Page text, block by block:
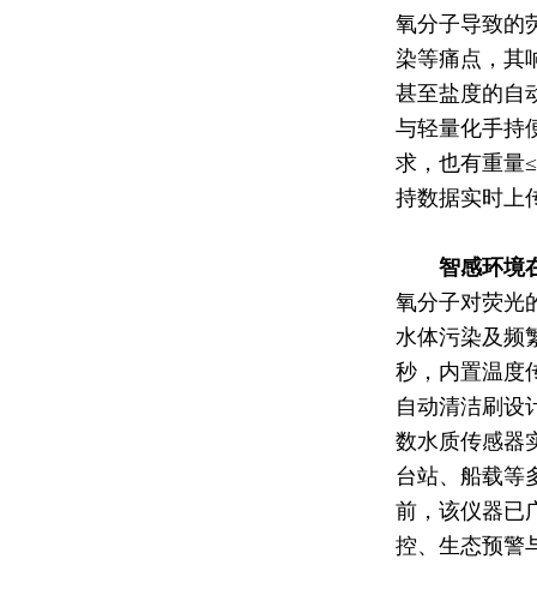
氧分子导致的
染等痛点，其
甚至盐度的自
与轻量化手持
求，也有重量
持数据实时上
智感环境
氧分子对荧光
水体污染及频
秒，内置温度
自动清洁刷设
数水质传感器
台站、船载等
前，该仪器已
控、生态预警